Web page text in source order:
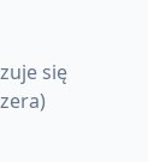
się